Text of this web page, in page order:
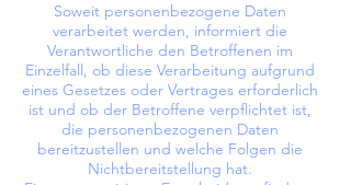
Soweit personenbezogene Daten
verarbeitet werden, informiert die
Verantwortliche den Betroffenen im
Einzelfall, ob diese Verarbeitung aufgrund
eines Gesetzes oder Vertrages erforderlich
ist und ob der Betroffene verpflichtet ist,
die personenbezogenen Daten
bereitzustellen und welche Folgen die
Nichtbereitstellung hat.